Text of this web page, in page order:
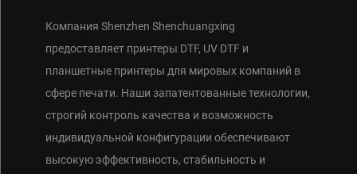
Компания Shenzhen Shenchuangxing
предоставляет принтеры DTF, UV DTF и
планшетные принтеры для мировых компаний в
сфере печати. Наши запатентованные технологии,
строгий контроль качества и возможность
индивидуальной конфигурации обеспечивают
высокую эффективность, стабильность и